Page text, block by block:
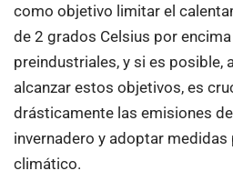
como objetivo limitar el
de 2 grados Celsius por
preindustriales, y si es posible,
alcanzar estos objetivos, es
drásticamente las emisiones
invernadero y adoptar
climático.